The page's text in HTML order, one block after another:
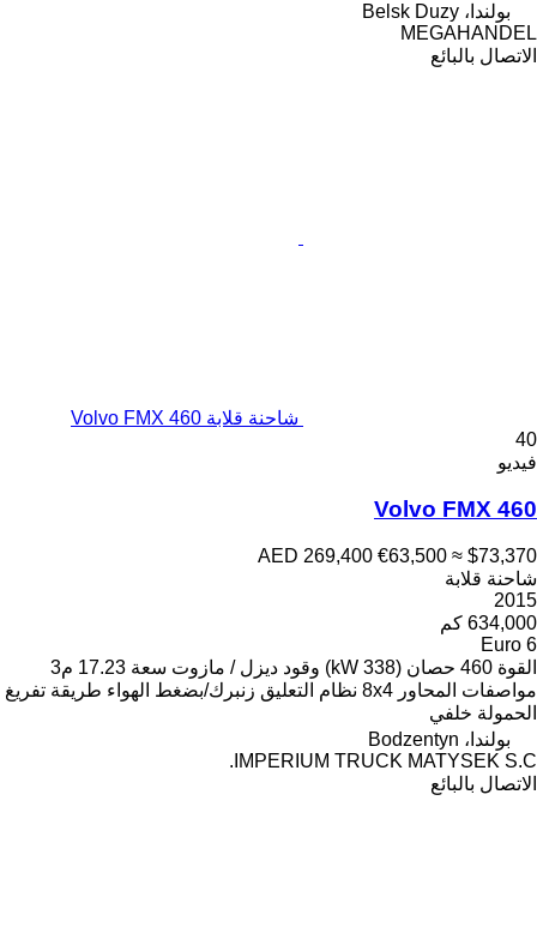
بولندا، Belsk Duzy
MEGAHANDEL
الاتصال بالبائع
شاحنة قلابة Volvo FMX 460
40
فيديو
Volvo FMX 460
AED 269,400 €63,500 ≈ $73,370
شاحنة قلابة
2015
634,000 كم
Euro 6
القوة 460 حصان (338 kW) وقود ديزل / مازوت سعة 17.23 م3
مواصفات المحاور 8x4 نظام التعليق زنبرك/بضغط الهواء طريقة تفريغ
الحمولة خلفي
بولندا، Bodzentyn
IMPERIUM TRUCK MATYSEK S.C.
الاتصال بالبائع